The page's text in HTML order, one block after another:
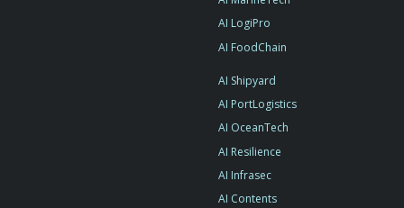
AI LogiPro
AI FoodChain
AI Shipyard
AI PortLogistics
AI OceanTech
AI Resilience
AI Infrasec
AI Contents